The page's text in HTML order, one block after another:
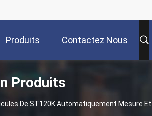
Produits Contactez Nous
Produits
De ST120K Automatiquement Mesure Et